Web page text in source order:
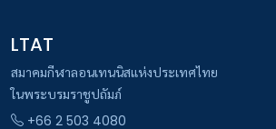
LTAT
สมาคมกีฬาลอนเทนนิสแห่งประเทศไทย
ในพระบรมราชูปถัมภ์
+66 2 503 4080